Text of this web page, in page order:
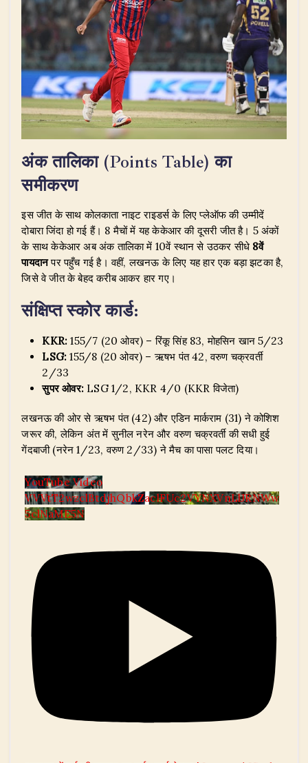
अंक तालिका (Points Table) का
समीकरण
​इस जीत के साथ कोलकाता नाइट राइडर्स के लिए प्लेऑफ की उम्मीदें
दोबारा जिंदा हो गई हैं। 8 मैचों में यह केकेआर की दूसरी जीत है। 5 अंकों
के साथ केकेआर अब अंक तालिका में 10वें स्थान से उठकर सीधे 8वें
पायदानपर पहुँच गई है। वहीं, लखनऊ के लिए यह हार एक बड़ा झटका है,
जिसे वे जीत के बेहद करीब आकर हार गए।
संक्षिप्त स्कोर कार्ड:
KKR: 155/7 (20 ओवर) – रिंकू सिंह 83, मोहसिन खान 5/23
LSG: 155/8 (20 ओवर) – ऋषभ पंत 42, वरुण चक्रवर्ती
2/33
सुपर ओवर: LSG 1/2, KKR 4/0 (KKR विजेता)
​लखनऊ की ओर से ऋषभ पंत (42) और एडिन मार्कराम (31) ने कोशिश
जरूर की, लेकिन अंत में सुनील नरेन और वरुण चक्रवर्ती की सधी हुई
गेंदबाजी (नरेन 1/23, वरुण 2/33) ने मैच का पासा पलट दिया।
YouTube Video
VVVtT2wzclBtdjhQbkZaclFUc2VYNXVnLlJRNWw
5clNaME5N